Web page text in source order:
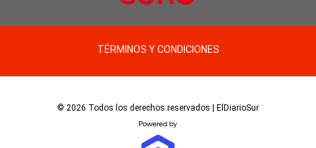
TÉRMINOS Y CONDICIONES
© 2026 Todos los derechos reservados | ElDiarioSur